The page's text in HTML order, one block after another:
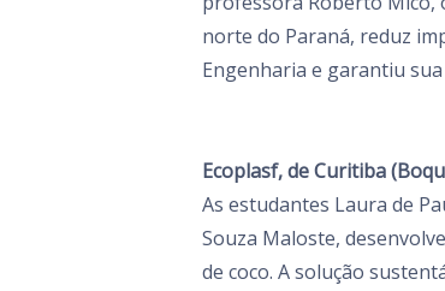
norte do Paraná, reduz
Engenharia e garantiu
Ecoplasf, de Curitiba
As estudantes Laura de
Souza Maloste,
de coco. A solução